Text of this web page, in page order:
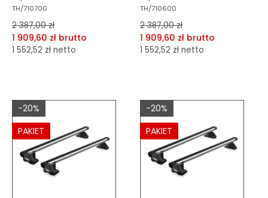
TH/710700
2 387,00 zł
1 909,60 zł brutto
1 552,52 zł netto
Do koszyka
TH/710600
2 387,00 zł
1 909,60 zł brutto
1 552,52 zł netto
Do koszyka
-20%
PAKIET
-20%
PAKIET